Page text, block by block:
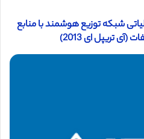
شبکه توزیع هوشمند با منابع
تریپل ای 2013)